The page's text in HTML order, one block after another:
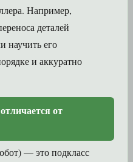
Например,
деталей
научить его
и аккуратно
от
— это подкласс